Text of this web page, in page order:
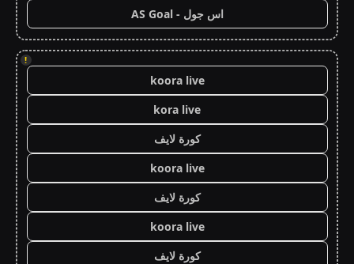
اس جول - AS Goal
!
koora live
kora live
كورة لايف
koora live
كورة لايف
koora live
كورة لايف